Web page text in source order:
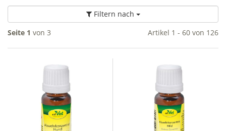
Filtern nach
Seite 1 von 3 Artikel 1 - 60 von 126